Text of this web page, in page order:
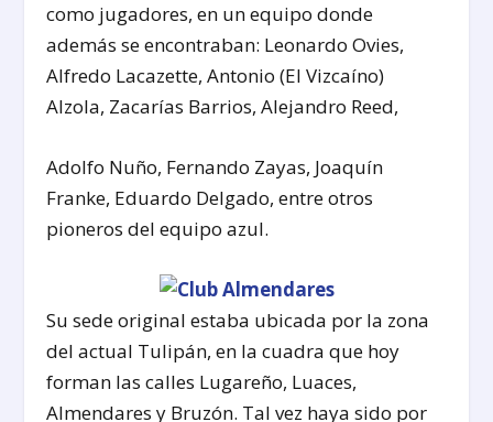
como jugadores, en un equipo donde
además se encontraban: Leonardo Ovies,
Alfredo Lacazette, Antonio (El Vizcaíno)
Alzola, Zacarías Barrios, Alejandro Reed,
Adolfo Nuño, Fernando Zayas, Joaquín
Franke, Eduardo Delgado, entre otros
pioneros del equipo azul.
Su sede original estaba ubicada por la zona
del actual Tulipán, en la cuadra que hoy
forman las calles Lugareño, Luaces,
Almendares y Bruzón. Tal vez haya sido por